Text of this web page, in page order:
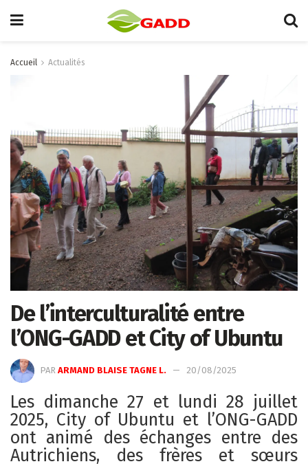
Accueil Actualités
De l’interculturalité entre
l’ONG-GADD et City of Ubuntu
PAR ARMAND BLAISE TAGNE L. 20/08/2025
Les dimanche 27 et lundi 28 juillet
2025, City of Ubuntu et l’ONG-GADD
ont animé des échanges entre des
Autrichiens, des frères et sœurs